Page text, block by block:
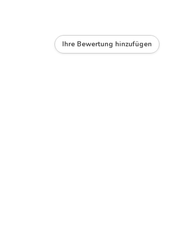
Ihre Bewertung hinzufügen